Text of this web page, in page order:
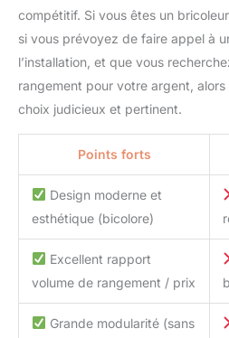
compétitif. Si vous êtes un
si vous prévoyez de faire appel à
l’installation, et que vous
rangement pour votre argent,
choix judicieux et pertinent.
Points forts
Design moderne et
esthétique (bicolore)
Excellent rapport
volume de rangement / prix
Grande modularité (sans